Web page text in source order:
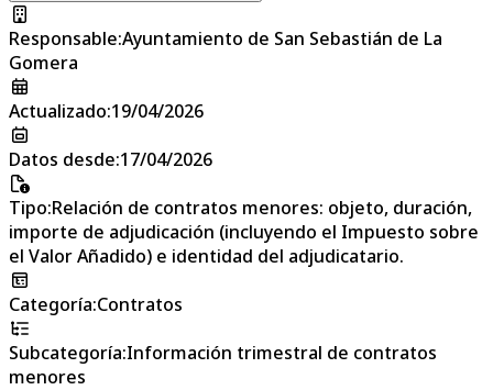
Responsable:Ayuntamiento de San Sebastián de La
Gomera
Actualizado:19/04/2026
Datos desde:17/04/2026
Tipo:Relación de contratos menores: objeto, duración,
importe de adjudicación (incluyendo el Impuesto sobre
el Valor Añadido) e identidad del adjudicatario.
Categoría:Contratos
Subcategoría:Información trimestral de contratos
menores